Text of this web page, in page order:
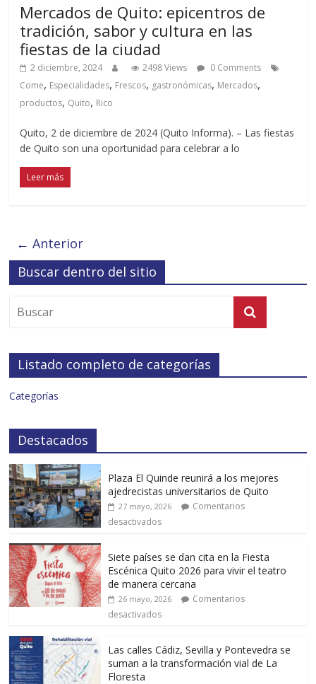
Mercados de Quito: epicentros de
tradición, sabor y cultura en las
fiestas de la ciudad
2 diciembre, 2024 2498 Views
0 Comments
Come, Especialidades, Frescos, gastronómicas, Mercados,
productos, Quito, Rico
Quito, 2 de diciembre de 2024 (Quito Informa). – Las fiestas
de Quito son una oportunidad para celebrar a lo
Leer más
← Anterior
Buscar dentro del sitio
Listado completo de categorías
Categorías
Destacados
Plaza El Quinde reunirá a los mejores
ajedrecistas universitarios de Quito
27 mayo, 2026
Comentarios
desactivados
Siete países se dan cita en la Fiesta
Escénica Quito 2026 para vivir el teatro
de manera cercana
26 mayo, 2026
Comentarios
desactivados
Las calles Cádiz, Sevilla y Pontevedra se
suman a la transformación vial de La
Floresta